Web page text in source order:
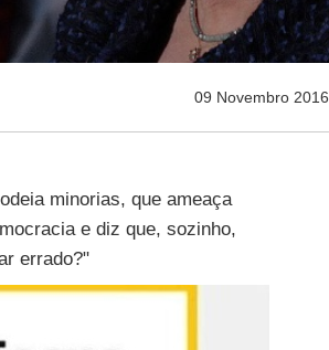
09 Novembro 2016
minorias, que ameaça
e diz que, sozinho,
errado?"